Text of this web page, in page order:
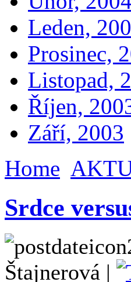
Leden,
Prosinec,
Listopad,
Říjen,
Září, 2003
Home
Srdce
Štajnerová |